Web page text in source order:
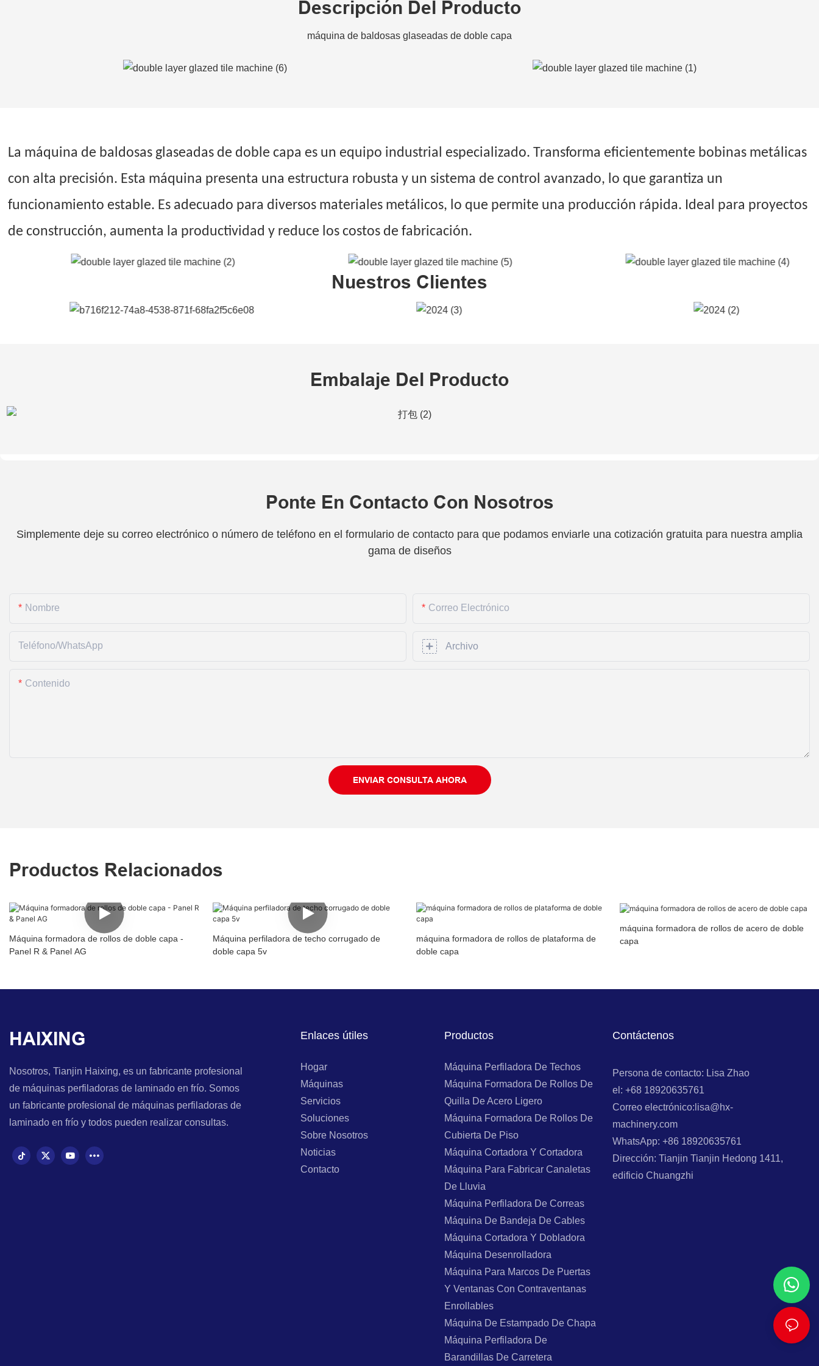
Descripción Del Producto
máquina de baldosas glaseadas de doble capa
La máquina de baldosas glaseadas de doble capa es un equipo industrial especializado. Transforma eficientemente bobinas metálicas
con alta precisión. Esta máquina presenta una estructura robusta y un sistema de control avanzado, lo que garantiza un
funcionamiento estable. Es adecuado para diversos materiales metálicos, lo que permite una producción rápida. Ideal para proyectos
de construcción, aumenta la productividad y reduce los costos de fabricación.
Nuestros Clientes
Embalaje Del Producto
Ponte En Contacto Con Nosotros
Simplemente deje su correo electrónico o número de teléfono en el formulario de contacto para que podamos enviarle una cotización gratuita para nuestra amplia
gama de diseños
Nombre Correo Electrónico
Teléfono/WhatsApp Archivo
Contenido
ENVIAR CONSULTA AHORA
Productos Relacionados
Máquina formadora de rollos de doble capa -
Panel R & Panel AG
Máquina perfiladora de techo corrugado de
doble capa 5v
máquina formadora de rollos de plataforma de
doble capa
máquina formadora de rollos de acero de doble
capa
HAIXING
Nosotros, Tianjin Haixing, es un fabricante profesional
de máquinas perfiladoras de laminado en frío. Somos
un fabricante profesional de máquinas perfiladoras de
laminado en frío y todos pueden realizar consultas.
Enlaces útiles
Hogar
Máquinas
Servicios
Soluciones
Sobre Nosotros
Noticias
Contacto
Productos
Máquina Perfiladora De Techos
Máquina Formadora De Rollos De
Quilla De Acero Ligero
Máquina Formadora De Rollos De
Cubierta De Piso
Máquina Cortadora Y Cortadora
Máquina Para Fabricar Canaletas
De Lluvia
Máquina Perfiladora De Correas
Máquina De Bandeja De Cables
Máquina Cortadora Y Dobladora
Máquina Desenrolladora
Máquina Para Marcos De Puertas
Y Ventanas Con Contraventanas
Enrollables
Máquina De Estampado De Chapa
Máquina Perfiladora De
Barandillas De Carretera
Contáctenos
Persona de contacto: Lisa Zhao
el: +68 18920635761
Correo electrónico:lisa@hx-
machinery.com
WhatsApp: +86 18920635761
Dirección: Tianjin Tianjin Hedong 1411,
edificio Chuangzhi